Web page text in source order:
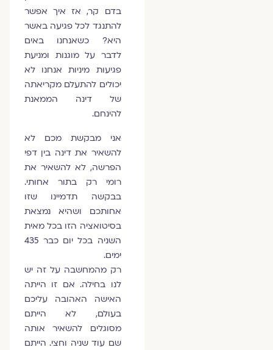
בדם קר, אז איך אפשר
להתנגד לכל פגיעה באשר
היא? כשאנחנו באים
לדבר על מוגנות ומניעת
פגיעות מיניות אנחנו לא
יכולים להתעלם מקריאתה
של דינה הממאנת
להינחם.
אני מבקשת מכם לא
להשאיר את דינה בין דפי
הפרשה, לא להשאיר את
רומי רק בתור אחותי.
בבקשה תדמיינו שזו
אחותכם ושהיא נמצאת
בסיטואציה הזו בכל מאית
השניה בכל יום כבר 435
ימים.
רק מהמחשבה על זה יש
לנו בחילה. אם זו הייתה
האישה האהובה עליכם
בעולם, לא הייתם
מסוגלים להשאיר אותה
שם עוד שניה וחצי. הייתם